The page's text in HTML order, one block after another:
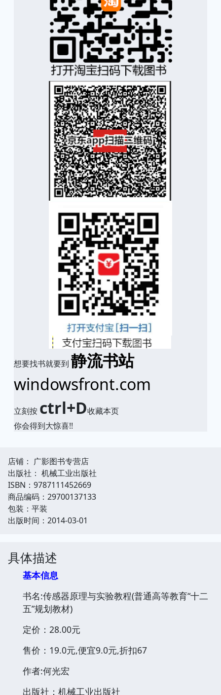
想要找书就要到 静流书站
windowsfront.com
立刻按 ctrl+D收藏本页
你会得到大惊喜!!
店铺： 广影图书专营店
出版社： 机械工业出版社
ISBN：9787111452669
商品编码：29700137133
包装：平装
出版时间：2014-03-01
具体描述
基本信息
书名:传感器原理与实验教程(普通高等教育“十二
五”规划教材)
定价：28.00元
售价：19.0元,便宜9.0元,折扣67
作者:何光宏
出版社：机械工业出版社